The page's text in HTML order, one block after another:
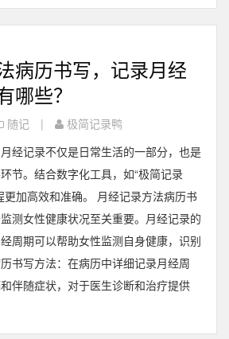
病历书写，记录月经
哪些？
随记 | 极简记录鸭
经记录不仅是日常生活的一部分，也是
节。结合数字化工具，如“极简记录
更加高效和准确。 月经记录方法病历书
测女性健康状况至关重要。月经记录的
周期可以帮助女性监测自身健康，识别
书写方法：在病历中详细记录月经周
伴随症状，对于医生诊断和治疗提供